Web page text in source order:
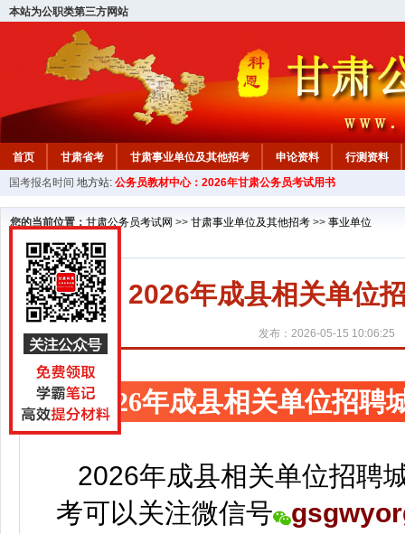
本站为公职类第三方网站
首页 甘肃省考 甘肃事业单位及其他招考 申论资料
行测资料
国考报名时间 地方站: 公务员教材中心：2026年甘肃公务员考试用书
您的当前位置： 甘肃公务员考试网 >> 甘肃事业单位及其他招考 >> 事业单位
2026年成县相关单位
发布：2026-05-15 10:06:25
2026年成县相关单位招聘
2026年成县相关单位招聘
考可以关注微信号